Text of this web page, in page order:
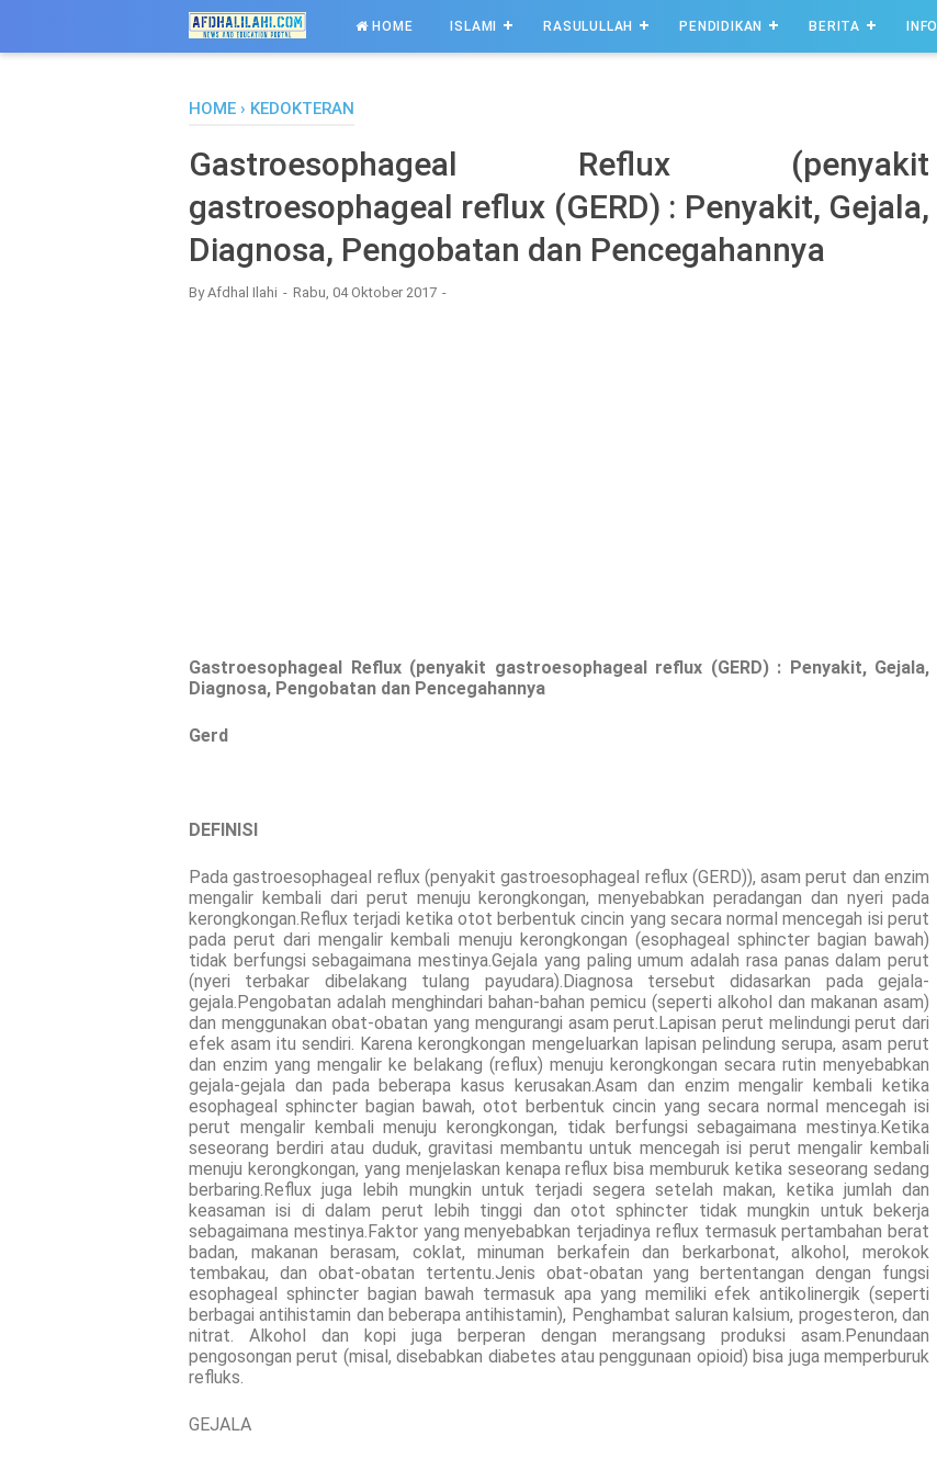
HOME ISLAMI RASULULLAH PENDIDIKAN BERITA INFO
HOME › KEDOKTERAN
Gastroesophageal Reflux (penyakit
gastroesophageal reflux (GERD) : Penyakit, Gejala,
Diagnosa, Pengobatan dan Pencegahannya
ByAfdhal Ilahi Rabu, 04 Oktober 2017
Gastroesophageal Reflux (penyakit gastroesophageal reflux (GERD) : Penyakit, Gejala,
Diagnosa, Pengobatan dan Pencegahannya
Gerd
DEFINISI
Pada gastroesophageal reflux (penyakit gastroesophageal reflux (GERD)), asam perut dan enzim
mengalir kembali dari perut menuju kerongkongan, menyebabkan peradangan dan nyeri pada
kerongkongan.Reflux terjadi ketika otot berbentuk cincin yang secara normal mencegah isi perut
pada perut dari mengalir kembali menuju kerongkongan (esophageal sphincter bagian bawah)
tidak berfungsi sebagaimana mestinya.Gejala yang paling umum adalah rasa panas dalam perut
(nyeri terbakar dibelakang tulang payudara).Diagnosa tersebut didasarkan pada gejala-
gejala.Pengobatan adalah menghindari bahan-bahan pemicu (seperti alkohol dan makanan asam)
dan menggunakan obat-obatan yang mengurangi asam perut.Lapisan perut melindungi perut dari
efek asam itu sendiri. Karena kerongkongan mengeluarkan lapisan pelindung serupa, asam perut
dan enzim yang mengalir ke belakang (reflux) menuju kerongkongan secara rutin menyebabkan
gejala-gejala dan pada beberapa kasus kerusakan.Asam dan enzim mengalir kembali ketika
esophageal sphincter bagian bawah, otot berbentuk cincin yang secara normal mencegah isi
perut mengalir kembali menuju kerongkongan, tidak berfungsi sebagaimana mestinya.Ketika
seseorang berdiri atau duduk, gravitasi membantu untuk mencegah isi perut mengalir kembali
menuju kerongkongan, yang menjelaskan kenapa reflux bisa memburuk ketika seseorang sedang
berbaring.Reflux juga lebih mungkin untuk terjadi segera setelah makan, ketika jumlah dan
keasaman isi di dalam perut lebih tinggi dan otot sphincter tidak mungkin untuk bekerja
sebagaimana mestinya.Faktor yang menyebabkan terjadinya reflux termasuk pertambahan berat
badan, makanan berasam, coklat, minuman berkafein dan berkarbonat, alkohol, merokok
tembakau, dan obat-obatan tertentu.Jenis obat-obatan yang bertentangan dengan fungsi
esophageal sphincter bagian bawah termasuk apa yang memiliki efek antikolinergik (seperti
berbagai antihistamin dan beberapa antihistamin), Penghambat saluran kalsium, progesteron, dan
nitrat. Alkohol dan kopi juga berperan dengan merangsang produksi asam.Penundaan
pengosongan perut (misal, disebabkan diabetes atau penggunaan opioid) bisa juga memperburuk
refluks.
GEJALA